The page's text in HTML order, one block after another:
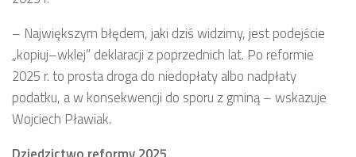
– Największym błędem, jaki dziś widzimy, jest podejście
„kopiuj–wklej” deklaracji z poprzednich lat. Po reformie
2025 r. to prosta droga do niedopłaty albo nadpłaty
podatku, a w konsekwencji do sporu z gminą – wskazuje
Wojciech Pławiak.